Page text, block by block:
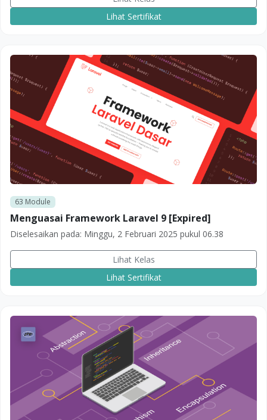
Lihat Sertifikat
63 Module
Menguasai Framework Laravel 9 [Expired]
Diselesaikan pada: Minggu, 2 Februari 2025 pukul 06.38
Lihat Kelas
Lihat Sertifikat